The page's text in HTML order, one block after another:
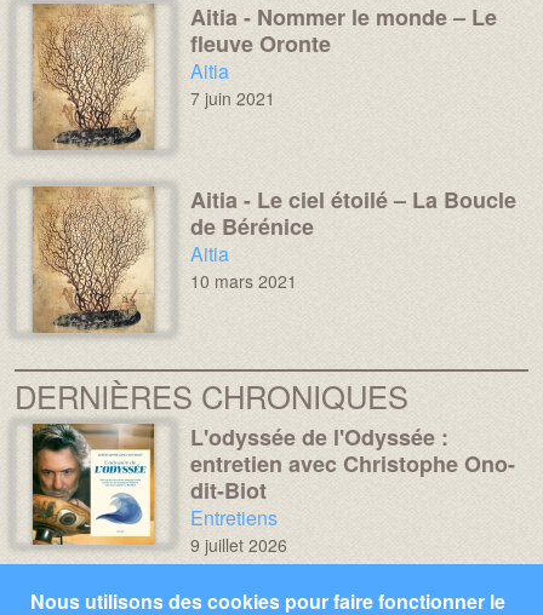
Image :
Image :
Aitia - Nommer le monde – Le
fleuve Oronte
Chronique :
Aitia
7 juin 2021
Image :
Image :
Aitia - Le ciel étoilé – La Boucle
de Bérénice
Chronique :
Aitia
10 mars 2021
DERNIÈRES CHRONIQUES
Média :
Image :
L'odyssée de l'Odyssée :
entretien avec Christophe Ono-
dit-Biot
Chronique :
Entretiens
9 juillet 2026
Média :
Image :
Miroir, mon beau miroir... –
Nous utilisons des cookies pour faire fonctionner le